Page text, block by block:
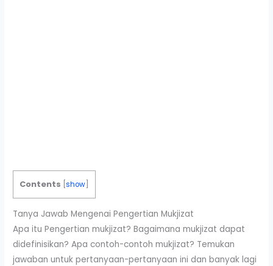
Contents [show
Tanya Jawab Mengenai Pengertian Mukjizat
Apa itu Pengertian mukjizat? Bagaimana mukjizat dapat
didefinisikan? Apa contoh-contoh mukjizat? Temukan
jawaban untuk pertanyaan-pertanyaan ini dan banyak lagi